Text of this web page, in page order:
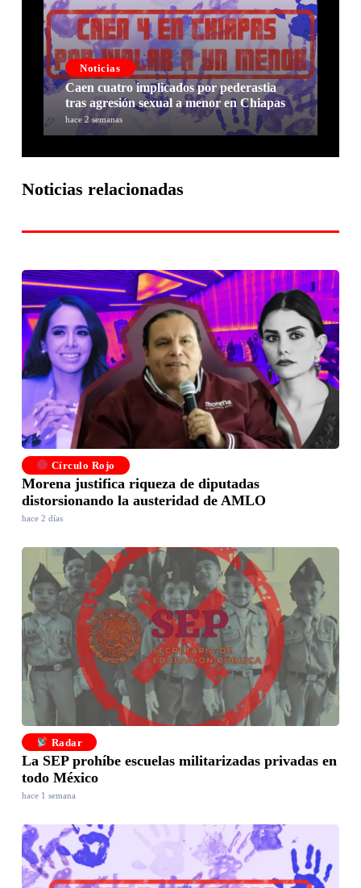
Noticias
Caen cuatro implicados por pederastia
tras agresión sexual a menor en Chiapas
hace 2 semanas
Noticias relacionadas
Círculo Rojo
Morena justifica riqueza de diputadas
distorsionando la austeridad de AMLO
hace 2 días
Radar
La SEP prohíbe escuelas militarizadas privadas en
todo México
hace 1 semana